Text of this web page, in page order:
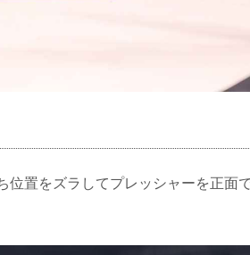
位置をズラしてプレッシャーを正面